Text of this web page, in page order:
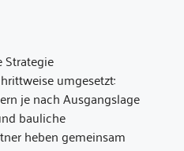
Strategie
umgesetzt:
je nach Ausgangslage
bauliche
heben gemeinsam